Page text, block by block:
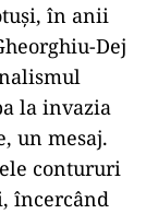
în anii
Dej
la invazia
un mesaj.
contururi
încercând